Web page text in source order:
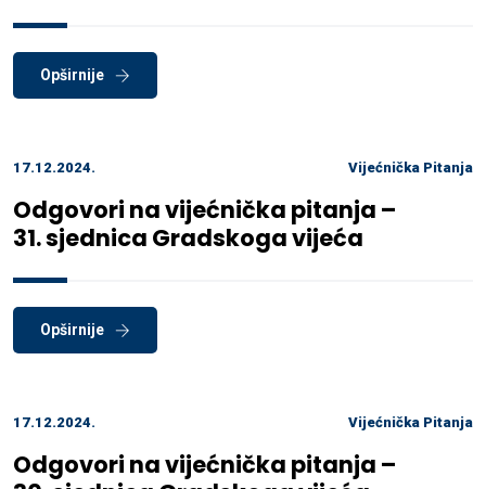
Opširnije
17.12.2024. Vijećnička Pitanja
Odgovori na vijećnička pitanja –
31. sjednica Gradskoga vijeća
Opširnije
17.12.2024. Vijećnička Pitanja
Odgovori na vijećnička pitanja –